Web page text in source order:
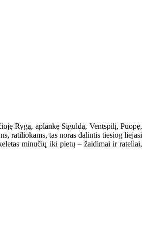
Rygą, aplankę Siguldą, Ventspilį, Puopę,
ratiliokams, tas noras dalintis tiesiog liejasi
minučių iki pietų – žaidimai ir rateliai,